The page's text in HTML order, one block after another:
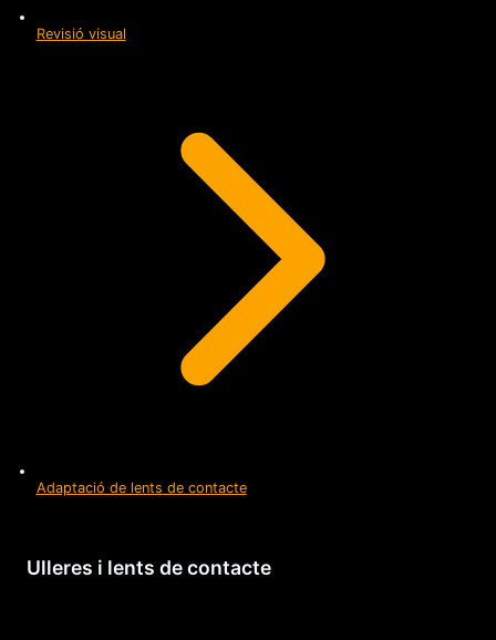
Revisió visual
Adaptació de lents de contacte
Ulleres i lents de contacte